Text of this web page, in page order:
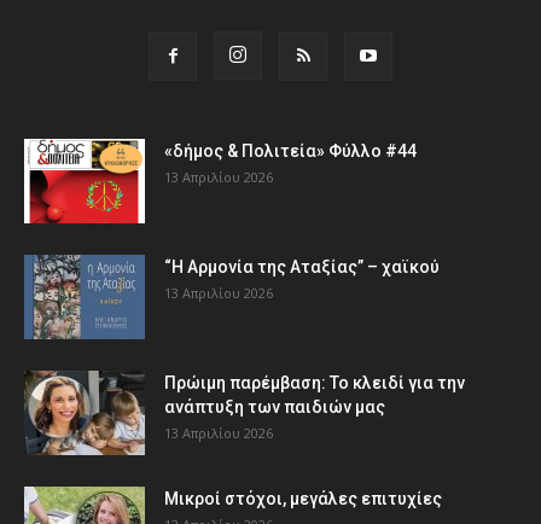
«δήμος & Πολιτεία» Φύλλο #44
13 Απριλίου 2026
“Η Αρμονία της Αταξίας” – χαϊκού
13 Απριλίου 2026
Πρώιμη παρέμβαση: Το κλειδί για την
ανάπτυξη των παιδιών µας
13 Απριλίου 2026
Μικροί στόχοι, μεγάλες επιτυχίες